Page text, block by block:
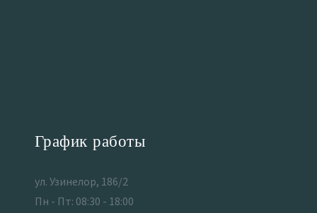
График работы
ул. Узинелор, 186/2
Пн - Пт: 08:30 - 18:00